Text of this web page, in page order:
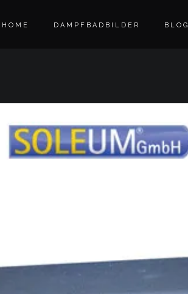
HOME DAMPFBADBILDER BLOG